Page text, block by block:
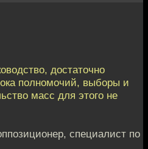
достаточно
полномочий, выборы и
масс для этого не
специалист по